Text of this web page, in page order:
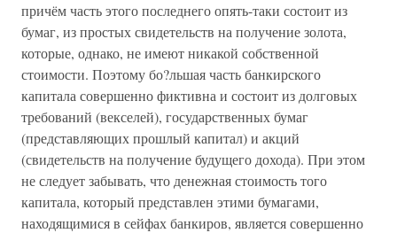
причём часть этого последнего опять-таки состоит из
бумаг, из простых свидетельств на получение золота,
которые, однако, не имеют никакой собственной
стоимости. Поэтому бо?льшая часть банкирского
капитала совершенно фиктивна и состоит из долговых
требований (векселей), государственных бумаг
(представляющих прошлый капитал) и акций
(свидетельств на получение будущего дохода). При этом
не следует забывать, что денежная стоимость того
капитала, который представлен этими бумагами,
находящимися в сейфах банкиров, является совершенно